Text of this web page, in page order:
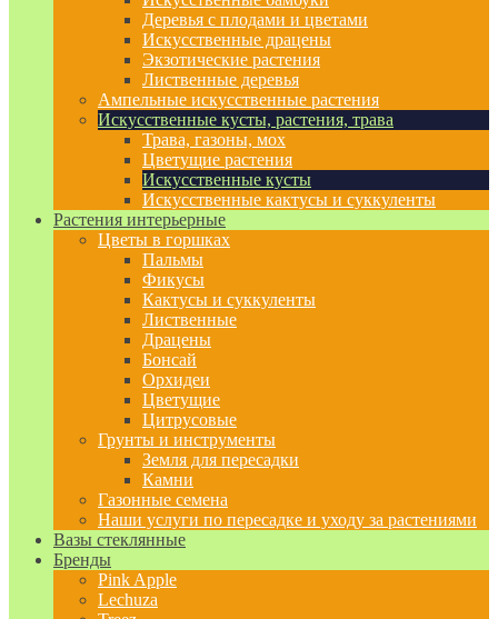
Деревья с плодами и цветами
Искусственные драцены
Экзотические растения
Лиственные деревья
Ампельные искусственные растения
Искусственные кусты, растения, трава
Трава, газоны, мох
Цветущие растения
Искусственные кусты
Искусственные кактусы и суккуленты
Растения интерьерные
Цветы в горшках
Пальмы
Фикусы
Кактусы и суккуленты
Лиственные
Драцены
Бонсай
Орхидеи
Цветущие
Цитрусовые
Грунты и инструменты
Земля для пересадки
Камни
Газонные семена
Наши услуги по пересадке и уходу за растениями
Вазы стеклянные
Бренды
Pink Apple
Lechuza